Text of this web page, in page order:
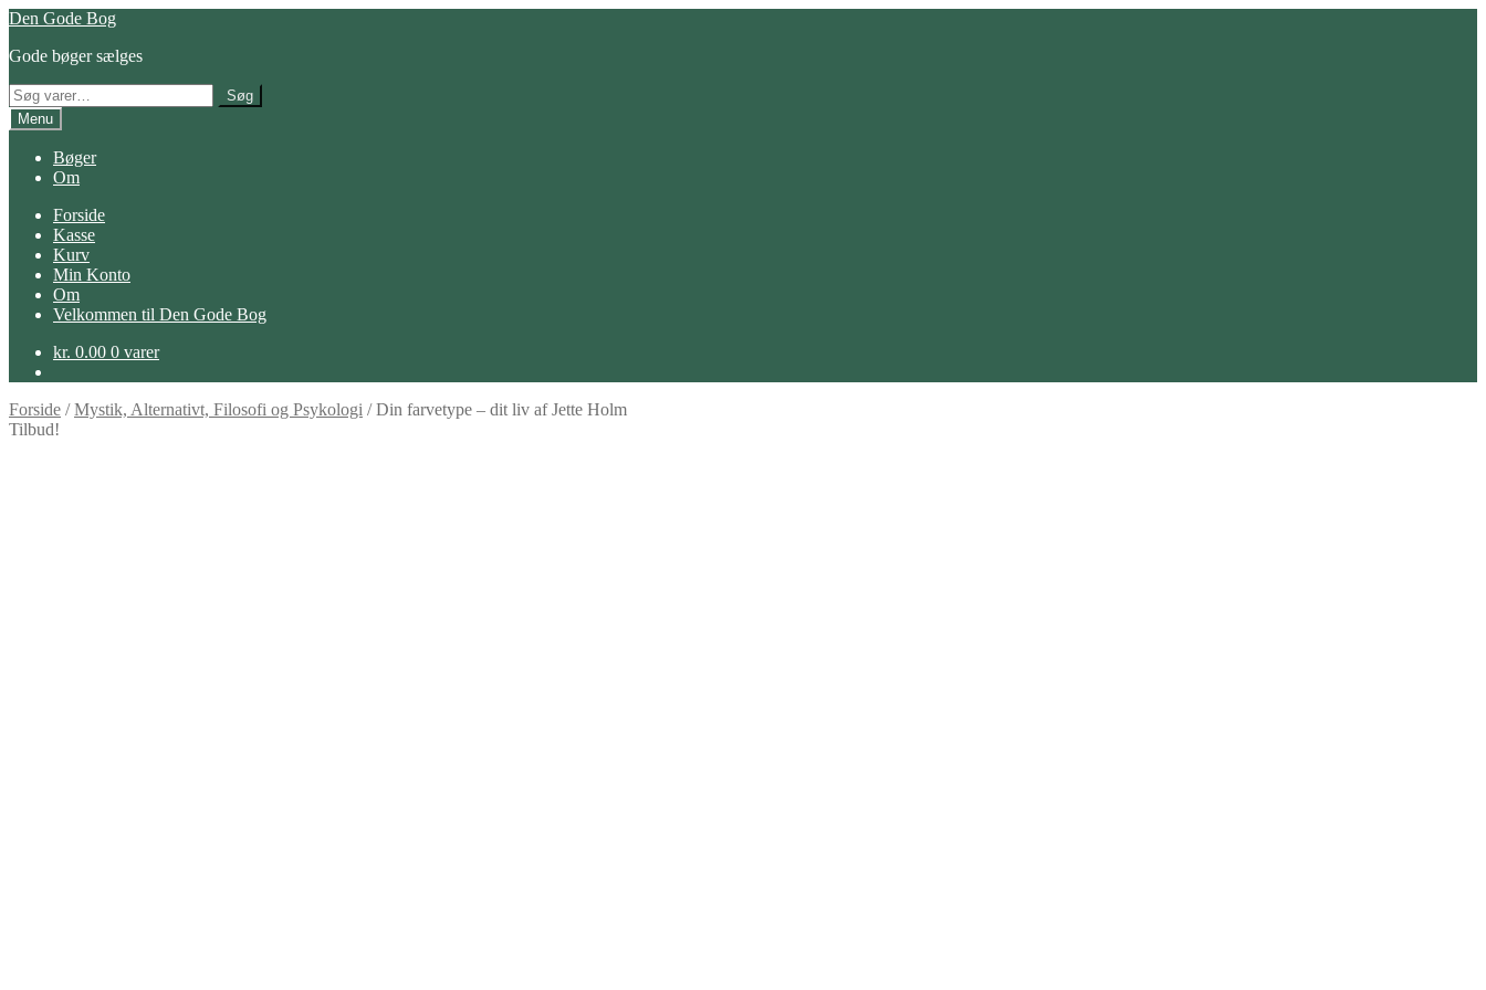
Spring
navigation
Spring
indhold
Den Gode Bog
Gode bøger sælges
Søg
efter:
Søg
Menu
Bøger
Om
Forside
Kasse
Kurv
Min Konto
Om
Velkommen til Den Gode Bog
kr. 0.00 0 varer
Forside /Mystik, Alternativt, Filosofi og Psykologi /Din farvetype – dit liv af Jette Holm
Tilbud!